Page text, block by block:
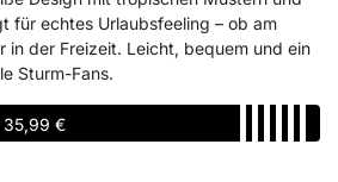
für echtes Urlaubsfeeling – ob am
in der Freizeit. Leicht, bequem und ein
Sturm-Fans.
35,99 €